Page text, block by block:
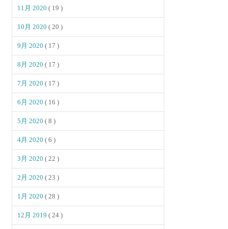
11月 2020( 19 )
10月 2020( 20 )
9月 2020( 17 )
8月 2020( 17 )
7月 2020( 17 )
6月 2020( 16 )
5月 2020( 8 )
4月 2020( 6 )
3月 2020( 22 )
2月 2020( 23 )
1月 2020( 28 )
12月 2019( 24 )